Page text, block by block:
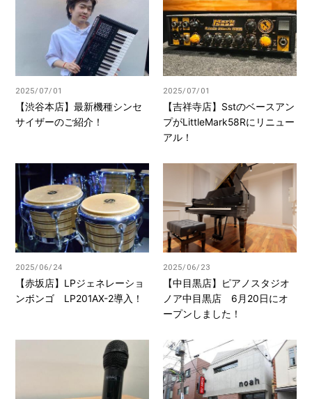
2025/07/01
【渋谷本店】最新機種シンセ
サイザーのご紹介！
2025/07/01
【吉祥寺店】Sstのベースアン
プがLittleMark58Rにリニュー
アル！
2025/06/24
【赤坂店】LPジェネレーショ
ンボンゴ LP201AX-2導入！
2025/06/23
【中目黒店】ピアノスタジオ
ノア中目黒店 6月20日にオ
ープンしました！